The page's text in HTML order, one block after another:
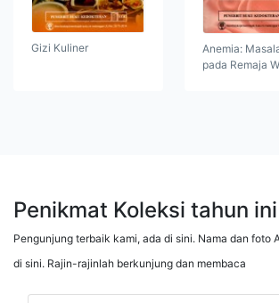
Gizi Kuliner
Anemia:
pada Remaja
Penikmat Koleksi tahun ini
Pengunjung terbaik kami, ada di sini. Nama dan foto
di sini. Rajin-rajinlah berkunjung dan membaca